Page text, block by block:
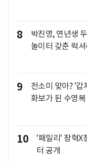
8
박진영, 연년생
놀이터 갖춘 럭
9
전소미 맞아? '갑
화보가 된 수영복
10
'패밀리' 장혁X
터 공개